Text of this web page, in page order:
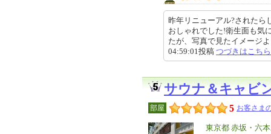
昨年リニューアル?されたら
おしゃれでした!衛生面も気
たが、写真で見たイメージ
04:59:01投稿 つづきはこちら
サウナ＆キャ
部屋 5 お客さま
エ
東京都 赤坂・六